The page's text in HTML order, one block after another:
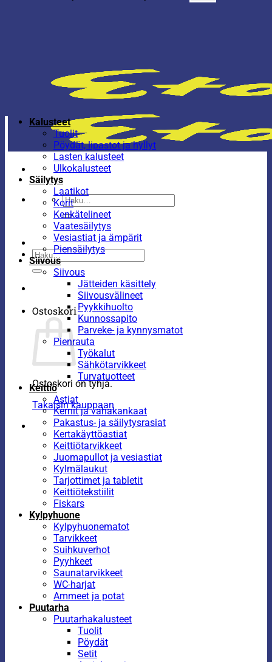
Etsi:
Etsi:
Ostoskori
Ostoskori on tyhjä.
Takaisin kauppaan
Kalusteet
Tuolit
Pöydät, lipastot ja hyllyt
Lasten kalusteet
Ulkokalusteet
Säilytys
Laatikot
Korit
Kenkätelineet
Vaatesäilytys
Vesiastiat ja ämpärit
Piensäilytys
Siivous
Siivous
Jätteiden käsittely
Siivousvälineet
Pyykkihuolto
Kunnossapito
Parveke- ja kynnysmatot
Pienrauta
Työkalut
Sähkötarvikkeet
Turvatuotteet
Keittiö
Astiat
Kernit ja vahakankaat
Pakastus- ja säilytysrasiat
Kertakäyttöastiat
Keittiötarvikkeet
Juomapullot ja vesiastiat
Kylmälaukut
Tarjottimet ja tabletit
Keittiötekstiilit
Fiskars
Kylpyhuone
Kylpyhuonematot
Tarvikkeet
Suihkuverhot
Pyyhkeet
Saunatarvikkeet
WC-harjat
Ammeet ja potat
Puutarha
Puutarhakalusteet
Tuolit
Pöydät
Setit